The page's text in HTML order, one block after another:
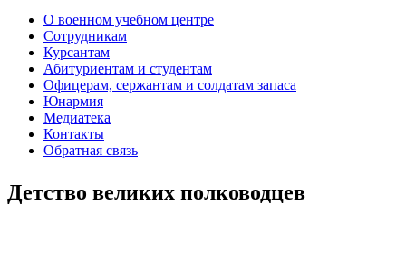
О военном учебном центре
Сотрудникам
Курсантам
Абитуриентам и студентам
Офицерам, сержантам и солдатам запаса
Юнармия
Медиатека
Контакты
Обратная связь
Детство великих полководцев